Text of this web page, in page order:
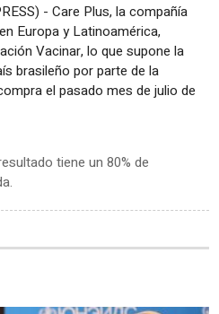
- Care Plus, la compañía
Europa y Latinoamérica,
Vacinar, lo que supone la
brasileño por parte de la
el pasado mes de julio de
tiene un 80% de